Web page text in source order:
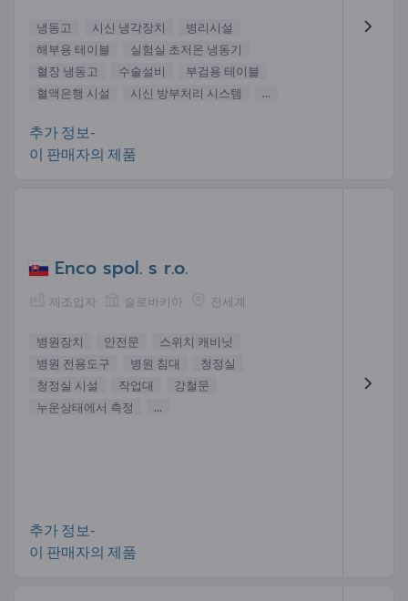
냉동고 시신 냉각장치
병리시설
해부용 테이블
실험실 초저온 냉동기
혈장 냉동고
수술설비
부검용 테이블
혈액은행 시설
시신 방부처리 시스템 ...
추가 정보-
이 판매자의 제품
Enco spol. s r.o.
제조업자 슬로바키아 전세계
병원장치 안전문
스위치 캐비닛
병원 전용도구
병원 침대
청정실
청정실 시설
작업대
강철문
누운상태에서 측정
...
추가 정보-
이 판매자의 제품